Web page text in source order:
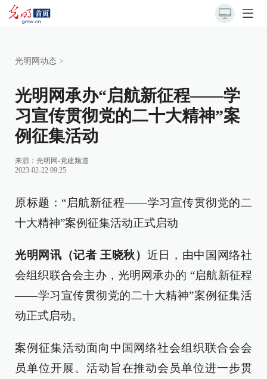
光明网动态 >
光明网承办“启航新征程——学
习宣传贯彻党的二十大精神”案
例征集活动
来源： 光明网-党建频道
2023-02-22 09:25
原标题：“启航新征程——学习宣传贯彻党的二
十大精神”案例征集活动正式启动
光明网讯（记者 王晓秋） 近日，由中国网络社
会组织联合会主办，光明网承办的 “启航新征程
——学习宣传贯彻党的二十大精神”案例征集活
动正式启动。
案例征集活动面向中国网络社会组织联合会会
员单位开展。活动旨在推动会员单位进一步贯